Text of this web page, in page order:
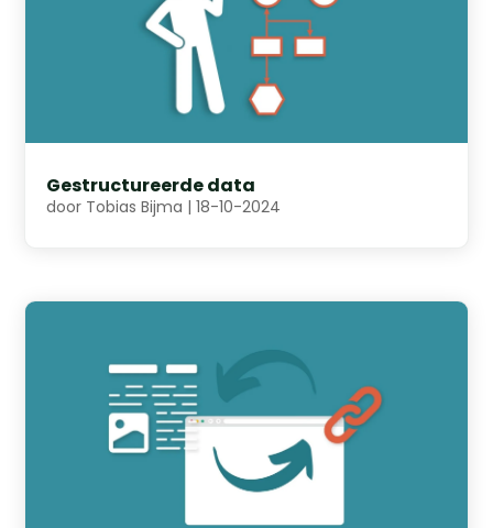
Gestructureerde data
door Tobias Bijma |18-10-2024